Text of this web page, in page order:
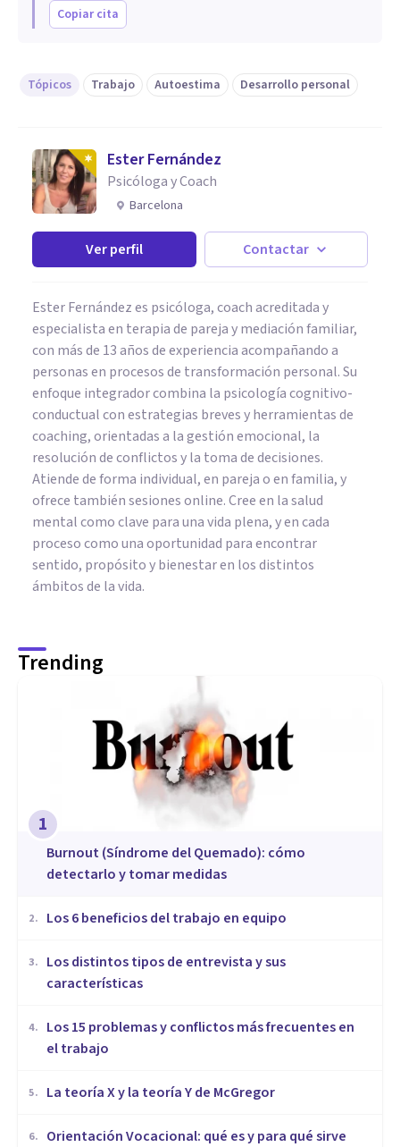
Copiar cita
Tópicos Trabajo Autoestima Desarrollo personal
Ester Fernández
Psicóloga y Coach
Barcelona
Ver perfil Contactar
Ester Fernández es psicóloga, coach acreditada y
especialista en terapia de pareja y mediación familiar,
con más de 13 años de experiencia acompañando a
personas en procesos de transformación personal. Su
enfoque integrador combina la psicología cognitivo-
conductual con estrategias breves y herramientas de
coaching, orientadas a la gestión emocional, la
resolución de conflictos y la toma de decisiones.
Atiende de forma individual, en pareja o en familia, y
ofrece también sesiones online. Cree en la salud
mental como clave para una vida plena, y en cada
proceso como una oportunidad para encontrar
sentido, propósito y bienestar en los distintos
ámbitos de la vida.
Trending
1
Burnout (Síndrome del Quemado): cómo
detectarlo y tomar medidas
2. ​Los 6 beneficios del trabajo en equipo
3.
​Los distintos tipos de entrevista y sus
características
4.
​Los 15 problemas y conflictos más frecuentes en
el trabajo
5. La teoría X y la teoría Y de McGregor
6. Orientación Vocacional: qué es y para qué sirve